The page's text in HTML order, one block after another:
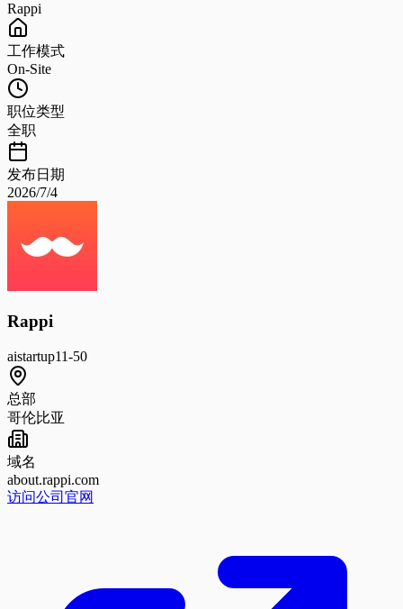
Rappi
工作模式
On-Site
职位类型
全职
发布日期
2026/7/4
Rappi
aistartup11-50
总部
哥伦比亚
域名
about.rappi.com
访问公司官网